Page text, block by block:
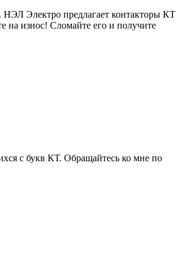
НЭЛ Электро предлагает контакторы КТ
на износ! Сломайте его и получите
с букв КТ. Обращайтесь ко мне по